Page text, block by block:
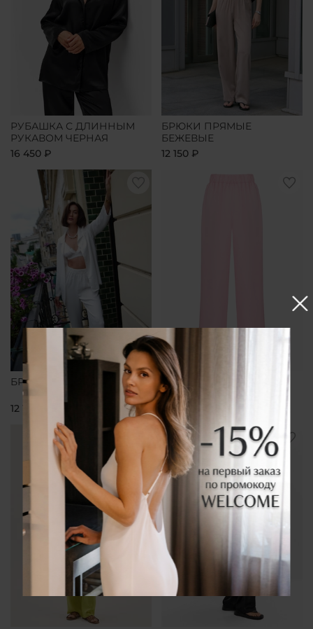
РУБАШКА С ДЛИННЫМ
РУКАВОМ ЧЕРНАЯ
16 450 ₽
БРЮКИ ПРЯМЫЕ
БЕЖЕВЫЕ
12 150 ₽
БРЮКИ ПРЯМЫЕ БЕЛЫЕ
12 150 ₽
БРЮКИ ПРЯМЫЕ
РОЗОВЫЕ
12 150 ₽